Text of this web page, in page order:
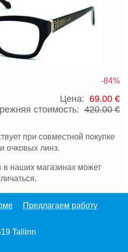
-84%
Цена: 69.00 €
стоимость:420.00 €
при совместной покупке
очковых линз.
в наших магазинах может
Предлагаем работу
Tallinn